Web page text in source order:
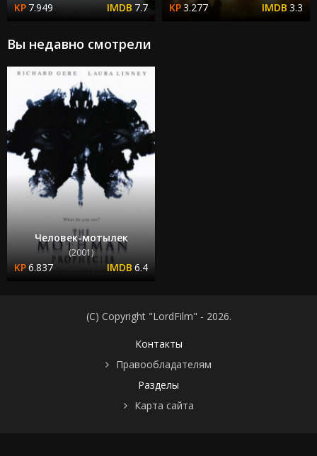
7.949 7.7 3.277 3.3
Вы недавно смотрели
Человек-мотылек
(2001)
6.837 6.4
(C) Copyright "LordFilm" - 2026.
Контакты
Правообладателям
Разделы
Карта сайта